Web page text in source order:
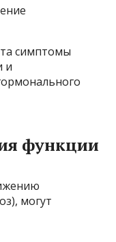
симптомы
и
функции
могут